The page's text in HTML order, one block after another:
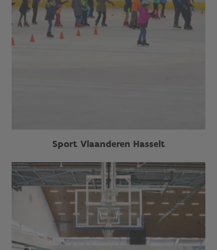
Sport Vlaanderen Hasselt